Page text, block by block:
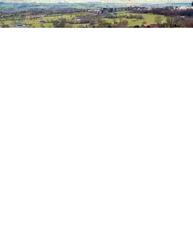
=> Dépaysement garanti
“La vraie nouveauté naît toujours dans le retour aux